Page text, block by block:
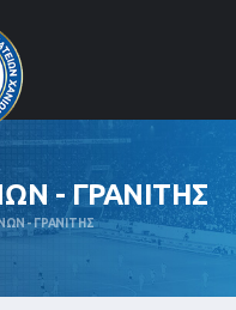
- ΓΡΑΝΙΤΗΣ
- ΓΡΑΝΙΤΗΣ